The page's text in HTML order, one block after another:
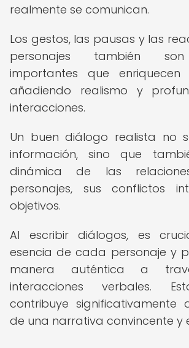
realmente se comunican.
Los gestos, las pausas y las
personajes también son
importantes que enriquecen
añadiendo realismo y
interacciones.
Un buen diálogo realista no
información, sino que
dinámica de las
personajes, sus conflictos
objetivos.
Al escribir diálogos, es
esencia de cada personaje y
manera auténtica a
interacciones verbales.
contribuye significativamente
de una narrativa convincente y